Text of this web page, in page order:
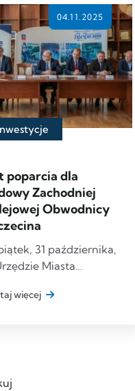
04.11.2025
poparcia dla
Zachodniej
Obwodnicy
31 października,
Miasta
podczas
więcej